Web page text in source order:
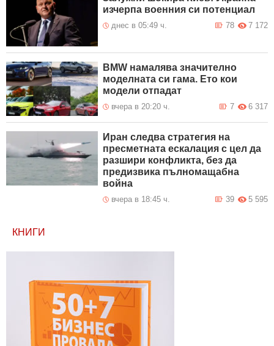
изчерпа военния си потенциал
днес в 05:49 ч. 7 172
78
BMW намалява значително
моделната си гама. Ето кои
модели отпадат
вчера в 20:20 ч. 6 317
7
Иран следва стратегия на
пресметната ескалация с цел да
разшири конфликта, без да
предизвика пълномащабна
война
вчера в 18:45 ч. 5 595
39
КНИГИ